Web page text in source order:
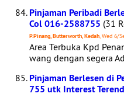
Pinjaman Peribadi
Col 016-2588755 (31
P.Pinang, Butterworth, Kedah, Wed 6/
Area Terbuka Kpd
wang dengan segera
Pinjaman Berlesen di
755 utk Interest